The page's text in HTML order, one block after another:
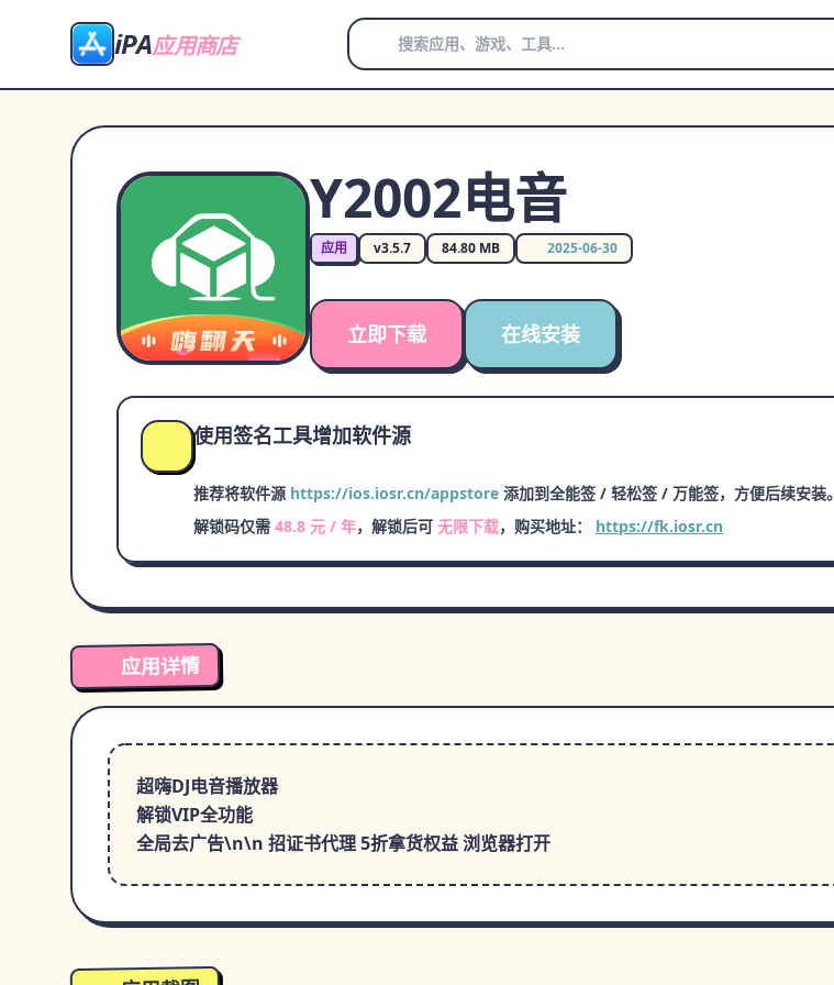
iPA应用商店
Y2002电音
应用 v3.5.7 84.80 MB 2025-06-30
立即下载 在线安装
使用签名工具增加软件源
推荐将软件源 https://ios.iosr.cn/appstore 添加到全能签 / 轻松签 / 万能签，方便后续安装。
解锁码仅需 48.8 元 / 年，解锁后可 无限下载，购买地址： https://fk.iosr.cn
应用详情
超嗨DJ电音播放器
解锁VIP全功能
全局去广告\n\n 招证书代理 5折拿货权益 浏览器打开